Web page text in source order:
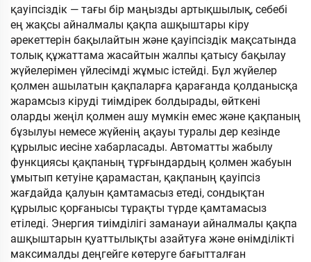
қауіпсіздік — тағы бір маңызды артықшылық, себебі
ең жақсы айналмалы қақпа ашқыштары кіру
әрекеттерін бақылайтын және қауіпсіздік мақсатында
толық құжаттама жасайтын жалпы қатысу бақылау
жүйелерімен үйлесімді жұмыс істейді. Бұл жүйелер
қолмен ашылатын қақпаларға қарағанда қолданысқа
жарамсыз кіруді тиімдірек болдырады, өйткені
оларды жеңіл қолмен ашу мүмкін емес және қақпаның
бұзылуы немесе жүйенің ақауы туралы дер кезінде
құрылыс иесіне хабарласады. Автоматты жабылу
функциясы қақпаның тұрғындардың қолмен жабуын
ұмытып кетуіне қарамастан, қақпаның қауіпсіз
жағдайда қалуын қамтамасыз етеді, сондықтан
құрылыс қорғанысы тұрақты түрде қамтамасыз
етіледі. Энергия тиімділігі заманауи айналмалы қақпа
ашқыштарын қуаттылықты азайтуға және өнімділікті
максималды деңгейге көтеруге бағытталған